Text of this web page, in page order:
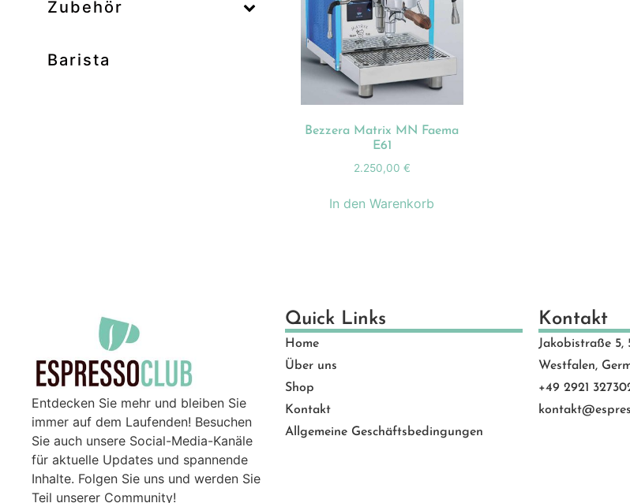
Zubehör
Barista
Produkt-Kategorien
Unkategorisiert(2)
Abonnements(0)
Barista(1)
Bundles (18)
Maschinen(131)
Top Rated
Bezzera Matrix MN Faema
E61
2.250,00 €
In den Warenkorb
Entdecken Sie mehr und bleiben Sie
immer auf dem Laufenden! Besuchen
Sie auch unsere Social-Media-Kanäle
für aktuelle Updates und spannende
Inhalte. Folgen Sie uns und werden Sie
Teil unserer Community!
Quick Links
Home
Über uns
Shop
Kontakt
Allgemeine Geschäftsbedingungen
Kontakt
Jakobistraße 5,
Westfalen,
+49 2921